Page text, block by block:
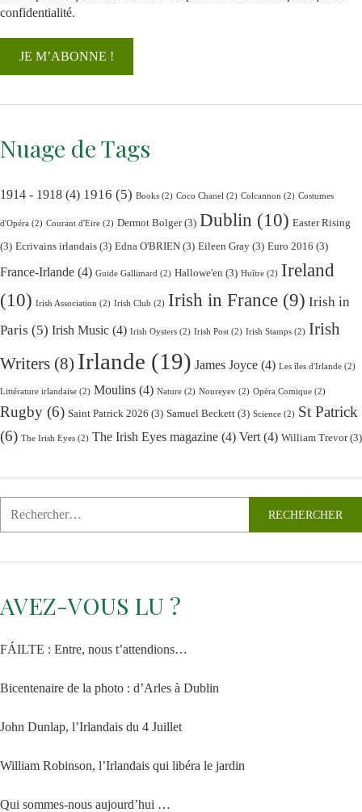
confidentialité.
Nuage de Tags
1914 - 1918 (4) 1916 (5) Books (2) Coco Chanel (2) Colcannon (2) Costumes
d'Opéra (2) Courant d'Eire (2) Dermot Bolger(3) Dublin (10) Easter Rising
(3) Ecrivains irlandais (3) Edna O'BRIEN (3) Eileen Gray (3) Euro 2016 (3)
France-Irlande (4) Guide Gallimard (2) Hallowe'en (3) Huître (2) Ireland
(10) Irish Association (2) Irish Club (2) Irish in France (9) Irish in
Paris (5) Irish Music (4) Irish Oysters (2) Irish Post (2) Irish Stamps (2) Irish
Writers (8) Irlande (19) James Joyce (4) Les îles d'Irlande (2)
Littérature irlandaise (2) Moulins (4) Nature (2) Noureyev (2) Opéra Comique (2)
Rugby (6) Saint Patrick 2026 (3) Samuel Beckett (3) Science (2) St Patrick
(6) The Irish Eyes (2) The Irish Eyes magazine (4) Vert (4) William Trevor(3)
AVEZ-VOUS LU ?
FÁILTE : Entre, nous t’attendions…
Bicentenaire de la photo : d’Arles à Dublin
John Dunlap, l’Irlandais du 4 Juillet
William Robinson, l’Irlandais qui libéra le jardin
Qui sommes-nous aujourd’hui …